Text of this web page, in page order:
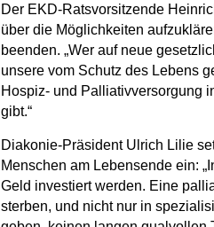
Der EKD-Ratsvorsitzende
über die Möglichkeiten
beenden. „Wer auf neue
unsere vom Schutz des Lebens
Hospiz- und Palliativversorgung
gibt.“
Diakonie-Präsident Ulrich Lilie
Menschen am Lebensende ein:
Geld investiert werden. Eine
sterben, und nicht nur in